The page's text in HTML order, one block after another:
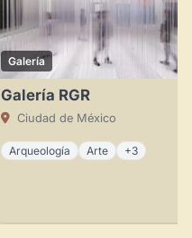
Galería
Galería RGR
Ciudad de México
Arqueología Arte +3